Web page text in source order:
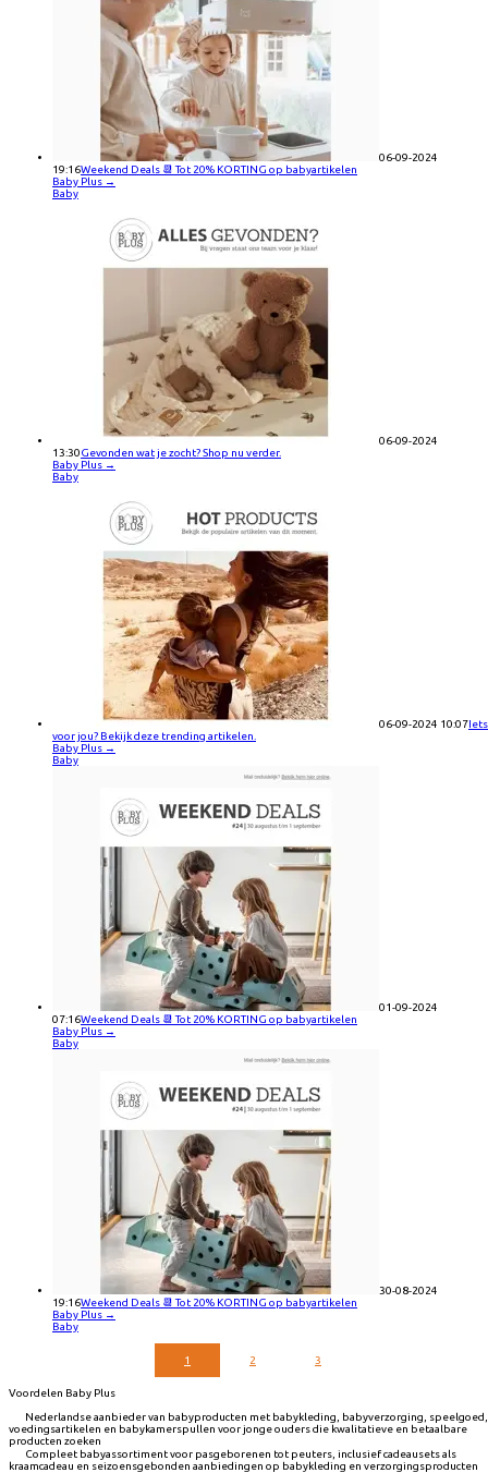
06-09-2024
19:16Weekend Deals 📆 Tot 20% KORTING op babyartikelen
Baby Plus →
Baby
06-09-2024
13:30Gevonden wat je zocht? Shop nu verder.
Baby Plus →
Baby
06-09-2024 10:07Iets
voor jou? Bekijk deze trending artikelen.
Baby Plus →
Baby
01-09-2024
07:16Weekend Deals 📆 Tot 20% KORTING op babyartikelen
Baby Plus →
Baby
30-08-2024
19:16Weekend Deals 📆 Tot 20% KORTING op babyartikelen
Baby Plus →
Baby
1 2 3
Voordelen Baby Plus
Nederlandse aanbieder van babyproducten met babykleding, babyverzorging, speelgoed,
voedingsartikelen en babykamerspullen voor jonge ouders die kwalitatieve en betaalbare
producten zoeken
Compleet babyassortiment voor pasgeborenen tot peuters, inclusief cadeausets als
kraamcadeau en seizoensgebonden aanbiedingen op babykleding en verzorgingsproducten